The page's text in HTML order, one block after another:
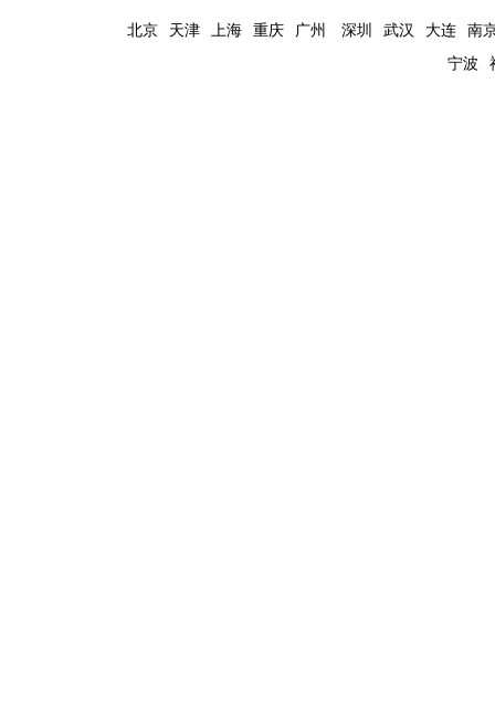
北京 天津 上海 重庆 广州 深圳 武汉 大连 南
宁波